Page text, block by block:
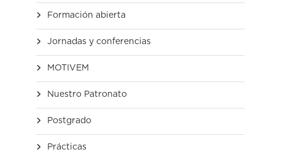
Formación abierta
Jornadas y conferencias
MOTIVEM
Nuestro Patronato
Postgrado
Prácticas